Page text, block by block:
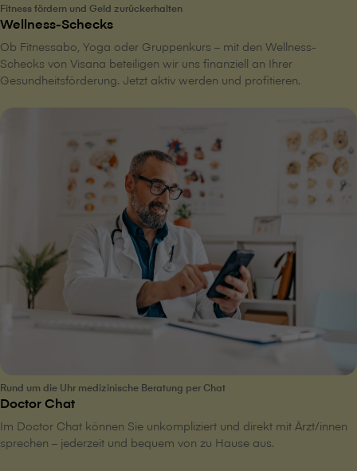
Fitness fördern und Geld zurückerhalten
Wellness-Schecks
Ob Fitnessabo, Yoga oder Gruppenkurs – mit den Wellness-
Schecks von V⁠i⁠s⁠a⁠n⁠a beteiligen wir uns finanziell an Ihrer
Gesundheitsförderung. Jetzt aktiv werden und profitieren.
Rund um die Uhr medizinische Beratung per Chat
Doctor Chat
Im Doctor Chat können Sie unkompliziert und direkt mit Ärzt/innen
sprechen – jederzeit und bequem von zu Hause aus.